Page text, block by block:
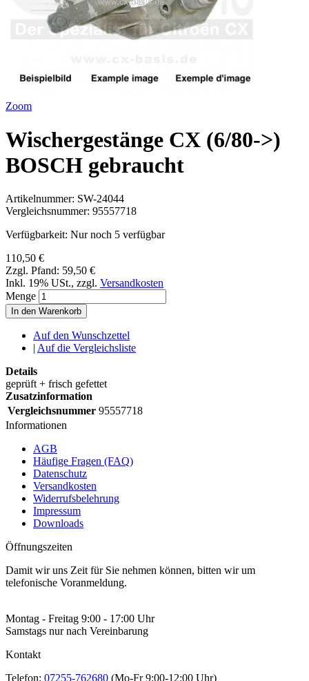
Zoom
Wischergestänge CX (6/80->)
BOSCH gebraucht
Artikelnummer: SW-24044
Vergleichsnummer: 95557718
Verfügbarkeit: Nur noch 5 verfügbar
110,50 €
Zzgl. Pfand: 59,50 €
Inkl. 19% USt., zzgl. Versandkosten
Menge
In den Warenkorb
Auf den Wunschzettel
| Auf die Vergleichsliste
Details
geprüft + frisch gefettet
Zusatzinformation
Vergleichsnummer 95557718
Informationen
AGB
Häufige Fragen (FAQ)
Datenschutz
Versandkosten
Widerrufsbelehrung
Impressum
Downloads
Öffnungszeiten
Damit wir uns Zeit für Sie nehmen können, bitten wir um
telefonische Voranmeldung.
Montag - Freitag 9:00 - 17:00 Uhr
Samstags nur nach Vereinbarung
Kontakt
Telefon: 07255-762680 (Mo-Fr 9:00-12:00 Uhr)